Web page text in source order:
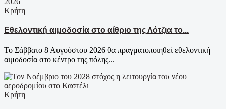
Κρήτη
Εθελοντική αιμοδοσία στο αίθριο της Λότζια το...
Το Σάββατο 8 Αυγούστου 2026 θα πραγματοποιηθεί εθελοντική
αιμοδοσία στο κέντρο της πόλης...
Κρήτη